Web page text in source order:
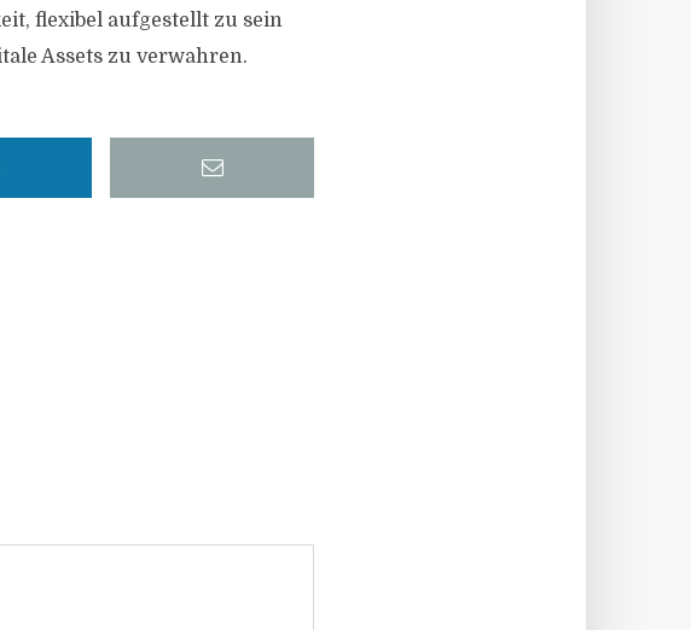
flexibel aufgestellt zu sein
Assets zu verwahren.